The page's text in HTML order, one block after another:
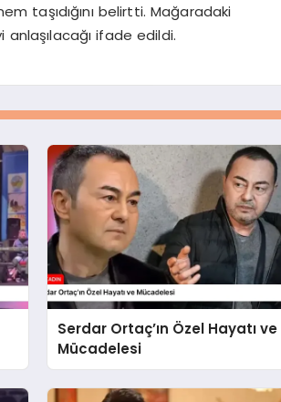
taşıdığını belirtti. Mağaradaki
anlaşılacağı ifade edildi.
Serdar Ortaç’ın Özel Hayatı ve
Mücadelesi